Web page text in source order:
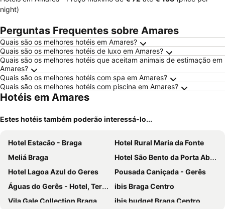
night)
Perguntas Frequentes sobre Amares
Quais são os melhores hotéis em Amares?
Quais são os melhores hotéis de luxo em Amares?
Quais são os melhores hotéis que aceitam animais de estimação em
Amares?
Quais são os melhores hotéis com spa em Amares?
Quais são os melhores hotéis com piscina em Amares?
Hotéis em Amares
Estes hotéis também poderão interessá-lo...
Hotel Estacão - Braga
Hotel Rural Maria da Fonte
Meliá Braga
Hotel São Bento da Porta Aberta & Spa
Hotel Lagoa Azul do Geres
Pousada Caniçada - Gerês
Águas do Gerês - Hotel, Termas & Spa
ibis Braga Centro
Vila Gale Collection Braga
ibis budget Braga Centro